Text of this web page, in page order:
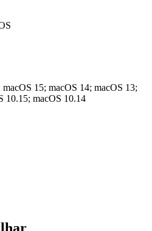
15; macOS 14; macOS 13;
10.15; macOS 10.14